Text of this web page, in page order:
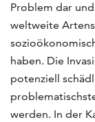
Problem dar
weltweite
haben. Die
potenziell
werden. In der